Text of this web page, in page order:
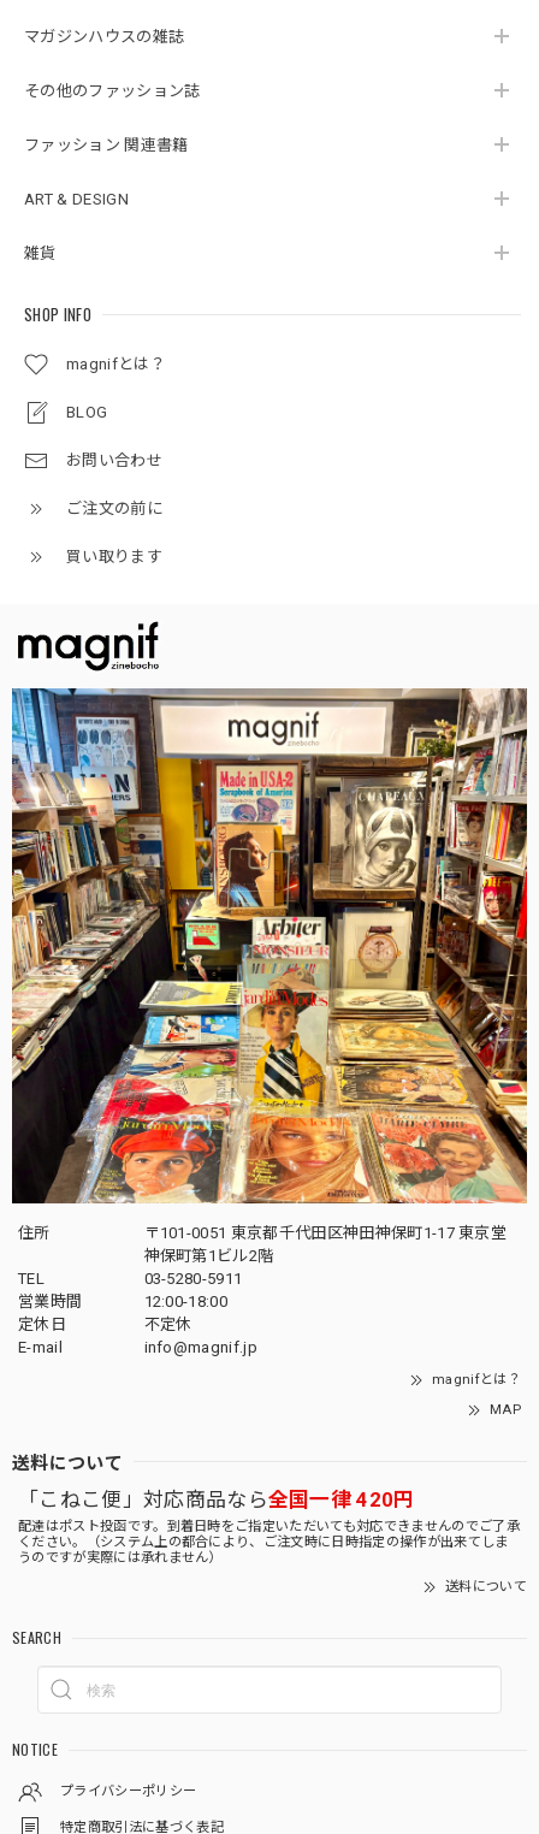
マガジンハウスの雑誌
その他のファッション誌
ファッション 関連書籍
ART & DESIGN
雑貨
SHOP INFO
magnifとは？
BLOG
お問い合わせ
ご注文の前に
買い取ります
住所
〒101-0051 東京都千代田区神田神保町1-17 東京堂
神保町第1ビル2階
TEL
03-5280-5911
営業時間
12:00-18:00
定休日
不定休
E-mail
info@magnif.jp
magnifとは？
MAP
送料について
「こねこ便」対応商品なら全国一律 420円
配達はポスト投函です。到着日時をご指定いただいても対応できませんのでご了承
ください。（システム上の都合により、ご注文時に日時指定の操作が出来てしま
うのですが実際には承れません）
送料について
SEARCH
NOTICE
プライバシーポリシー
特定商取引法に基づく表記